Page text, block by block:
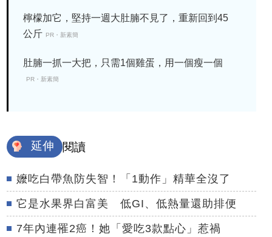
檸檬加它，堅持一週大肚腩不見了，重新回到45
公斤 PR・新素簡
肚腩一抓一大把，只需1個雞蛋，用一個瘦一個
PR・新素簡
延伸 閱讀
嬤吃白帶魚防失智！「1動作」精華全沒了
它是水果界白富美 低GI、低熱量還助排便
7年內連罹2癌！她「愛吃3款點心」惹禍